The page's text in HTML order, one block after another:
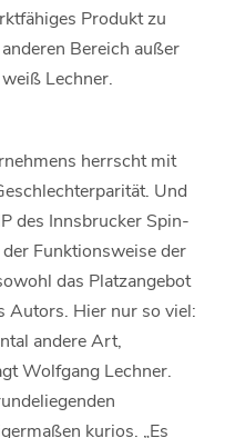
Produkt zu
Bereich außer
Lechner.
herrscht mit
Und
des Innsbrucker Spin-
Funktionsweise der
das Platzangebot
Autors. Hier nur so viel:
andere Art,
Wolfgang Lechner.
kurios. „Es